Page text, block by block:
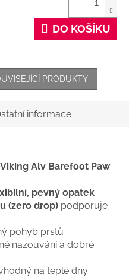
DO KOŠÍKU
PRODUKTY
informace
Alv Barefoot Paw
pevný opatek
(zero drop) podporuje
pohyb prstů
nazouvání a dobré
na teplé dny